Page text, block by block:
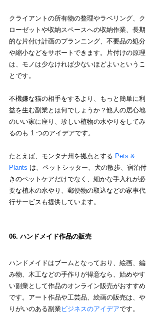
クライアントの所有物の整理やラベリング、ク
ローゼットや収納スペースへの収納作業、長期
的な片付け計画のプランニング、不要品の処分
や縮小などをサポートできます。片付けの原理
は、モノは少なければ少ないほどよいというこ
とです。
不機嫌な猫の相手をするより、もっと簡単に利
益を生む副業とは何でしょうか？他人の居心地
のいい家に座り、珍しい植物の水やりをしてみ
るのも 1 つのアイデアです。
たとえば、モンタナ州を拠点とする Pets &
Plants は、ペットシッター、犬の散歩、宿泊付
きのペットケアだけでなく、細かな手入れが必
要な植木の水やり、郵便物の取込などの家事代
行サービスも提供しています。
06. ハンドメイド作品の販売
ハンドメイドはブームとなっており、絵画、編
み物、木工などの手作りが得意なら、始めやす
い副業として作品のオンライン販売がおすすめ
です。アート作品や工芸品、絵画の販売は、や
りがいのある副業ビジネスのアイデアです。